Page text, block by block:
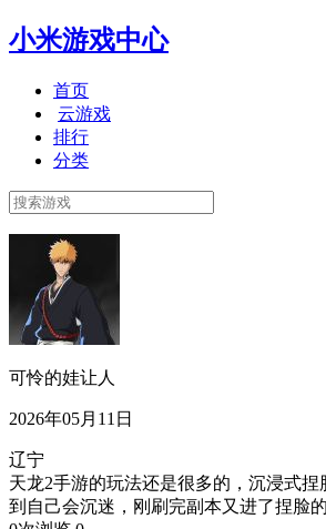
小米游戏中心
首页
云游戏
排行
分类
可怜的娃让人
2026年05月11日
辽宁
天龙2手游的玩法还是很多的，沉浸式捏
到自己会沉迷，刚刷完副本又进了捏脸的